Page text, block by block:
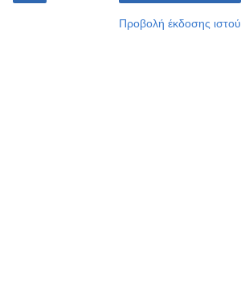
Προβολή έκδοσης ιστού